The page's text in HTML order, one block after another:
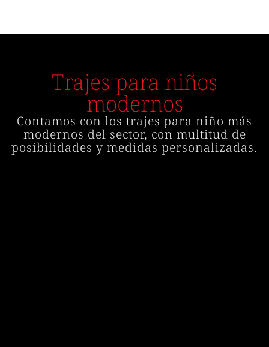
Trajes para niños
modernos
Contamos con los trajes para niño más
modernos del sector, con multitud de
posibilidades y medidas personalizadas.